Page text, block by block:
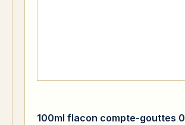
100ml flacon compte-gouttes